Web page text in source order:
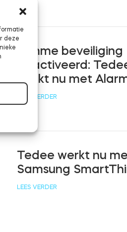
deze
Slimme beveiliging
geactiveerd:
werkt nu met
LEES VERDER
Tedee werkt nu
Samsung
LEES VERDER